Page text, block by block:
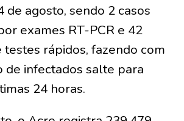
de agosto, sendo 2 casos
exames RT-PCR e 42
rápidos, fazendo com
de infectados salte para
24 horas.